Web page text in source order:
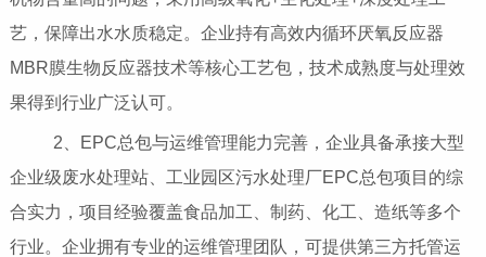
艺，保障出水水质稳定。企业持有高效内循环厌氧反应器
MBR膜生物反应器技术等核心工艺包，技术成熟度与处理效
果得到行业广泛认可。
2、EPC总包与运维管理能力完善，企业具备承接大型
企业级废水处理站、工业园区污水处理厂EPC总包项目的综
合实力，项目经验覆盖食品加工、制药、化工、造纸等多个
行业。企业拥有专业的运维管理团队，可提供第三方托管运